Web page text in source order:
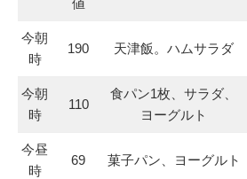
今朝
時
190 天津飯。ハムサラダ
今朝
時
110
食パン1枚、サラダ、
ヨーグルト
今昼
時
69 菓子パン、ヨーグルト